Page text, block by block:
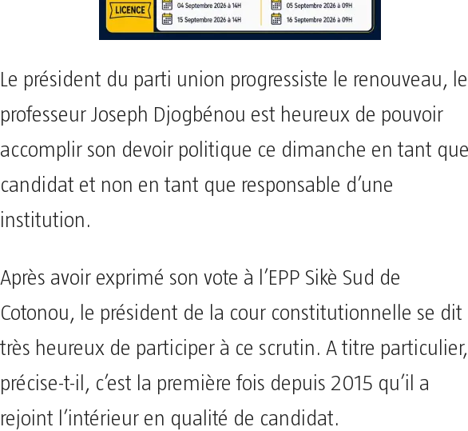
Le président du parti union progressiste le renouveau, le
professeur Joseph Djogbénou est heureux de pouvoir
accomplir son devoir politique ce dimanche en tant que
candidat et non en tant que responsable d’une
institution.
Après avoir exprimé son vote à l’EPP Sikè Sud de
Cotonou, le président de la cour constitutionnelle se dit
très heureux de participer à ce scrutin. A titre particulier,
précise-t-il, c’est la première fois depuis 2015 qu’il a
rejoint l’intérieur en qualité de candidat.